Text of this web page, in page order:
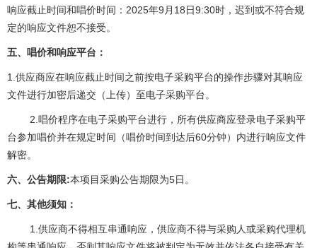
响应截止时间和唱价时间： 2025年9 月 18 日 9:30时，迟到或不符合规
定的响应文件恕不接受。
五、唱价和响应平台：
1. 供应商应在响应截止时间之前按电子采购平台的操作步骤对其响应
文件进行加密后递交（上传）至电子采购平台。
2. 唱价程序在电子采购平台进行，所有供应商应登录电子采购平
台参加唱价并在规定时间（唱价时间到达后60分钟）内进行响应文件
解密。
六、公告期限:本项目采购公告期限为5 日。
七、其他须知：
1. 供应商不得相互串通响应，供应商不得与采购人或采购代理机